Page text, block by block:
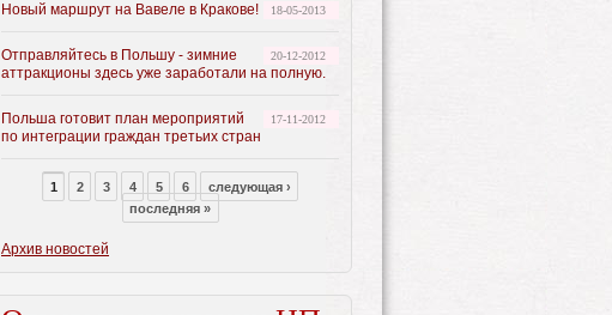
18-05-2013
Новый маршрут на Вавеле в Кракове!
20-12-2012
Отправляйтесь в Польшу - зимние
аттракционы здесь уже заработали на полную.
17-11-2012
Польша готовит план мероприятий
по интеграции граждан третьих стран
1 2 3 4 5 6
следующая ›
последняя »
Архив новостей